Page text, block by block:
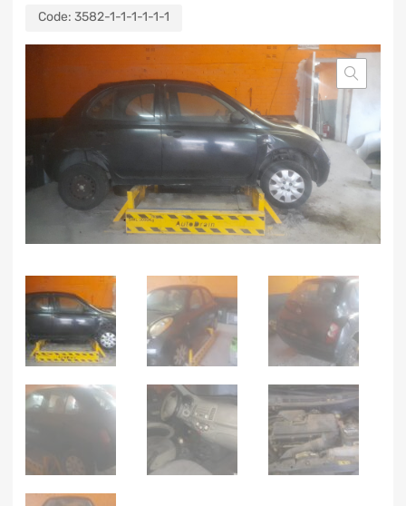
Code: 3582-1-1-1-1-1-1